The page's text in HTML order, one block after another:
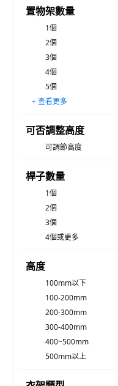
置物架數量
1個
2個
3個
4個
5個
6個
7個或更多
+ 查看更多
可否調整高度
可調節高度
桿子數量
1個
2個
3個
4個或更多
高度
100mm以下
100-200mm
200-300mm
300-400mm
400~500mm
500mm以上